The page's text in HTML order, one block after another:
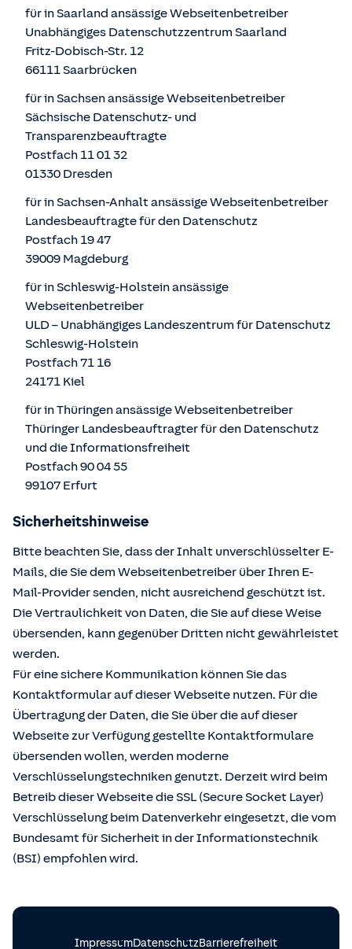
für in Saarland ansässige Webseitenbetreiber
Unabhängiges Datenschutzzentrum Saarland
Fritz-Dobisch-Str. 12
66111 Saarbrücken
für in Sachsen ansässige Webseitenbetreiber
Sächsische Datenschutz- und
Transparenzbeauftragte
Postfach 11 01 32
01330 Dresden
für in Sachsen-Anhalt ansässige Webseitenbetreiber
Landesbeauftragte für den Datenschutz
Postfach 19 47
39009 Magdeburg
für in Schleswig-Holstein ansässige
Webseitenbetreiber
ULD – Unabhängiges Landeszentrum für Datenschutz
Schleswig-Holstein
Postfach 71 16
24171 Kiel
für in Thüringen ansässige Webseitenbetreiber
Thüringer Landesbeauftragter für den Datenschutz
und die Informationsfreiheit
Postfach 90 04 55
99107 Erfurt
Sicherheitshinweise
Bitte beachten Sie, dass der Inhalt unverschlüsselter E-
Mails, die Sie dem Webseitenbetreiber über Ihren E-
Mail-Provider senden, nicht ausreichend geschützt ist.
Die Vertraulichkeit von Daten, die Sie auf diese Weise
übersenden, kann gegenüber Dritten nicht gewährleistet
werden.
Für eine sichere Kommunikation können Sie das
Kontaktformular auf dieser Webseite nutzen. Für die
Übertragung der Daten, die Sie über die auf dieser
Webseite zur Verfügung gestellte Kontaktformulare
übersenden wollen, werden moderne
Verschlüsselungstechniken genutzt. Derzeit wird beim
Betreib dieser Webseite die SSL (Secure Socket Layer)
Verschlüsselung beim Datenverkehr eingesetzt, die vom
Bundesamt für Sicherheit in der Informationstechnik
(BSI) empfohlen wird.
ImpressumDatenschutzBarrierefreiheit